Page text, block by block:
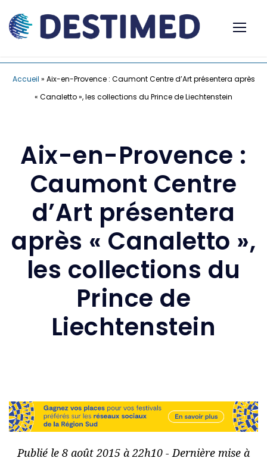
Accueil » Aix-en-Provence : Caumont Centre d’Art présentera après
« Canaletto », les collections du Prince de Liechtenstein
Aix-en-Provence :
Caumont Centre
d’Art présentera
après « Canaletto »,
les collections du
Prince de
Liechtenstein
Publié le 8 août 2015 à 22h10 - Dernière mise à